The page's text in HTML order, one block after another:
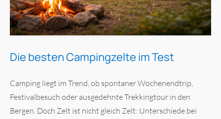
Die besten Campingzelte im Test
Camping liegt im Trend, ob spontaner Wochenendtrip,
Festivalbesuch oder ausgedehnte Trekkingtour in den
Bergen. Doch Zelt ist nicht gleich Zelt: Unterschiede bei